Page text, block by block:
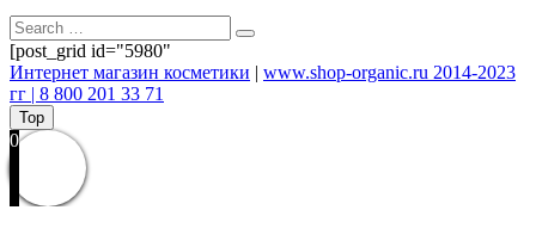
[post_grid id="5980"
Интернет магазин косметики | www.shop-organic.ru 2014-2023
гг | 8 800 201 33 71
Top
0